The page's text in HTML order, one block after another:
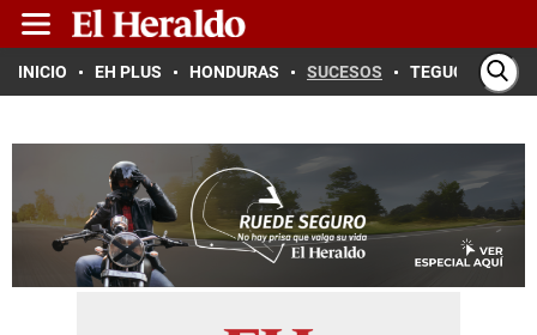
INICIO EH PLUS HONDURAS SUCESOS TEGUCIGALPA